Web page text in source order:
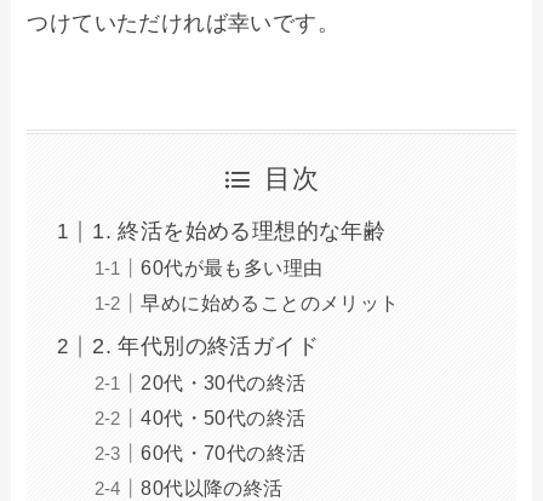
つけていただければ幸いです。
目次
1. 終活を始める理想的な年齢
60代が最も多い理由
早めに始めることのメリット
2. 年代別の終活ガイド
20代・30代の終活
40代・50代の終活
60代・70代の終活
80代以降の終活